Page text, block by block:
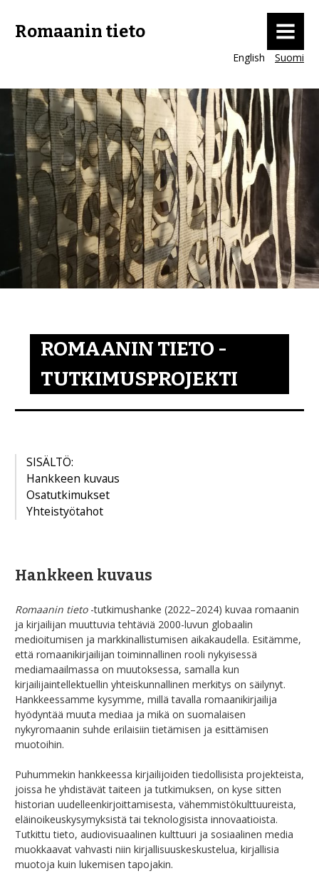
Romaanin tieto MENU
English Suomi
ROMAANIN TIETO -
TUTKIMUSPROJEKTI
SISÄLTÖ:
Hankkeen kuvaus
Osatutkimukset
Yhteistyötahot
Hankkeen kuvaus
Romaanin tieto-tutkimushanke (2022–2024) kuvaa romaanin
ja kirjailijan muuttuvia tehtäviä 2000-luvun globaalin
medioitumisen ja markkinallistumisen aikakaudella. Esitämme,
että romaanikirjailijan toiminnallinen rooli nykyisessä
mediamaailmassa on muutoksessa, samalla kun
kirjailijaintellektuellin yhteiskunnallinen merkitys on säilynyt.
Hankkeessamme kysymme, millä tavalla romaanikirjailija
hyödyntää muuta mediaa ja mikä on suomalaisen
nykyromaanin suhde erilaisiin tietämisen ja esittämisen
muotoihin.
Puhummekin hankkeessa kirjailijoiden tiedollisista projekteista,
joissa he yhdistävät taiteen ja tutkimuksen, on kyse sitten
historian uudelleenkirjoittamisesta, vähemmistökulttuureista,
eläinoikeuskysymyksistä tai teknologisista innovaatioista.
Tutkittu tieto, audiovisuaalinen kulttuuri ja sosiaalinen media
muokkaavat vahvasti niin kirjallisuuskeskustelua, kirjallisia
muotoja kuin lukemisen tapojakin.